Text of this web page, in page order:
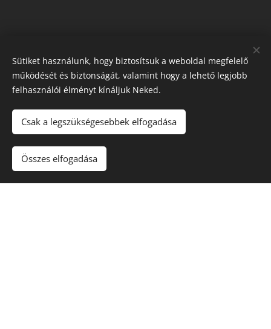
Északi Dézsa
Kezdőlap
Impresszum
Adatkezelési tájékoztató
Sütiket használunk, hogy biztosítsuk a weboldal megfelelő
működését és biztonságát, valamint hogy a lehető legjobb
felhasználói élményt kínáljuk Neked.
Csak a legszükségesebbek elfogadása
Összes elfogadása